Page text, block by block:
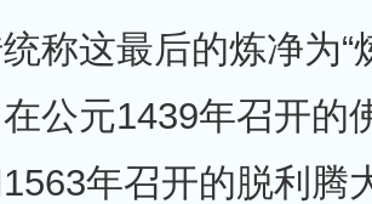
称这最后的炼净为“
公元1439年召开的
年召开的脱利腾